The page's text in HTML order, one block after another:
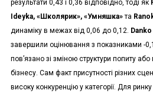
результати 0,43 і 0,36 відповідно, тоді як
Ideyka, «Школярик», «Умняшка»та
динаміку в межах від 0,06 до 0,12.
завершили оцінювання з показниками -
пов’язано зі зміною структури попиту
бізнесу. Сам факт присутності різних
високу конкуренцію у категорії. Для